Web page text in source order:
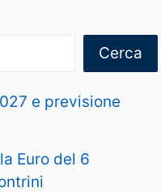
Cerca
e previsione
Euro del 6